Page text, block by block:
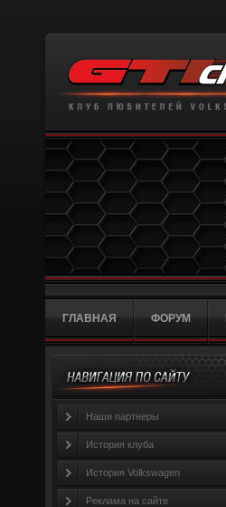
ГЛАВНАЯ ФОРУМ
Наши партнеры
История клуба
История Volkswagen
Реклама на сайте